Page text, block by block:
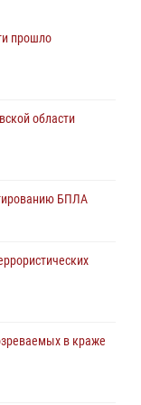
прошло
области
БПЛА
в краже